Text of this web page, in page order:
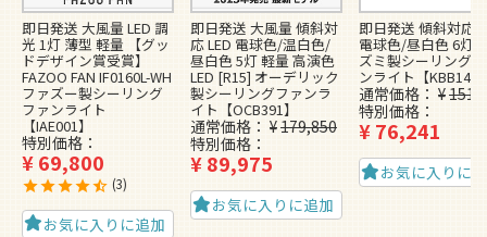
即日発送 大風量 LED 調
光 1灯 薄型 軽量 【グッ
ドデザイン賞受賞】
FAZOO FAN IF0160L-WH
ファズー製シーリング
ファンライト
【IAE001】
特別価格
¥69,800
3
お気に入りに追加
即日発送 大風量 傾斜対
応 LED 電球色/温白色/
昼白色 5灯 軽量 高演色
LED [R15] オーデリック
製シーリングファンラ
イト【OCB391】
通常価格 ¥179,850
特別価格
¥89,975
お気に入りに追加
即日発送 傾斜対応
電球色/昼白色 6灯
ズミ製シーリング
ンライト【KBB148
通常価格 ¥
特別価格
¥76,241
お気に入りに